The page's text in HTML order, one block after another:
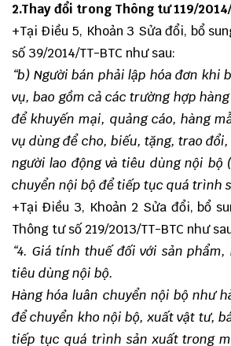
2.Thay đổi trong Thông tư 119/
+Tại Điều 5, Khoản 3 Sửa đổi, bổ
số 39/2014/TT-BTC như sau:
“b) Người bán phải lập hóa đơn khi
vụ, bao gồm cả các trường hợp
để khuyến mại, quảng cáo, hàng
vụ dùng để cho, biếu, tặng, trao
người lao động và tiêu dùng nội bộ
chuyển nội bộ để tiếp tục quá trình
+Tại Điều 3, Khoản 2 Sửa đổi, bổ
Thông tư số 219/2013/TT-BTC như
“4. Giá tính thuế đối với sản phẩm,
tiêu dùng nội bộ.
Hàng hóa luân chuyển nội bộnhư
để chuyển kho nội bộ, xuất vật tư,
tiếp tục quá trình sản xuất trong